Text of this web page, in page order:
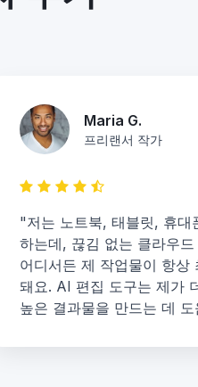
Maria G.
프리랜서 작가
"저는 노트북, 태블릿, 휴대
하는데, 끊김 없는 클라우
어디서든 제 작업물이 항상
돼요. AI 편집 도구는 제가
높은 결과물을 만드는 데